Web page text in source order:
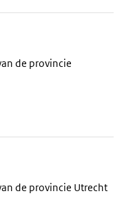
de provincie
de provincie Utrecht